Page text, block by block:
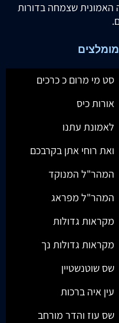
שצמחה בדורות
סט מי מרום כ כרכים
אורות כיס
לאמונת עתנו
ואת רוחי אתן בקרבכם
המהר"ל המנוקד
המהר"ל מפראג
מקראות גדולות
מקראות גדולות נך
שס שוטנשטיין
עין איה ברכות
שס עוז והדר מורחב